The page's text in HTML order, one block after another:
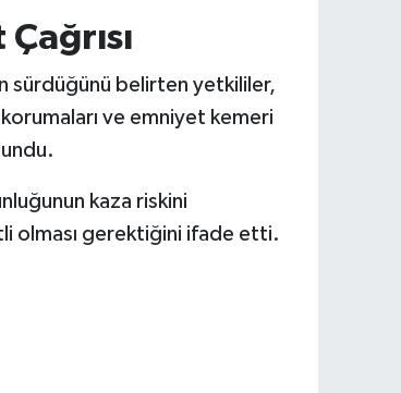
sürdüğünü belirten yetkililer,
ve emniyet kemeri
kaza riskini
olması gerektiğini ifade etti.